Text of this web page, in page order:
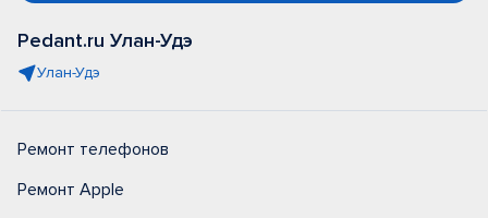
Pedant.ru Улан-Удэ
Улан-Удэ
Ремонт телефонов
Ремонт Apple